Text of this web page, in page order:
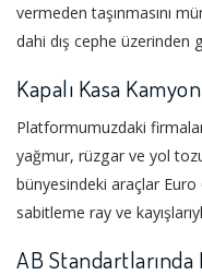
vermeden taşınmasını
dahi dış cephe üzerinden
Kapalı Kasa
Platformumuzdaki
yağmur, rüzgar ve yol
bünyesindeki araçlar Euro
sabitleme ray ve
AB